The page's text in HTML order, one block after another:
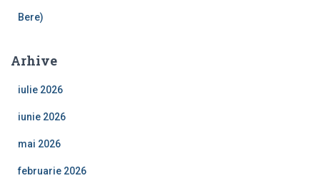
Bere)
Arhive
iulie 2026
iunie 2026
mai 2026
februarie 2026